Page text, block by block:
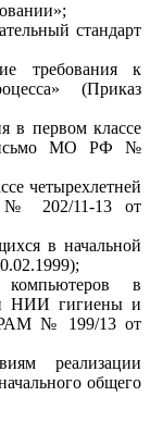
стандарт
требования к
(Приказ
в первом классе
МО РФ №
четырехлетней
202/11-13 от
в начальной
в
НИИ гигиены и
РАМ № 199/13 от
реализации
общего